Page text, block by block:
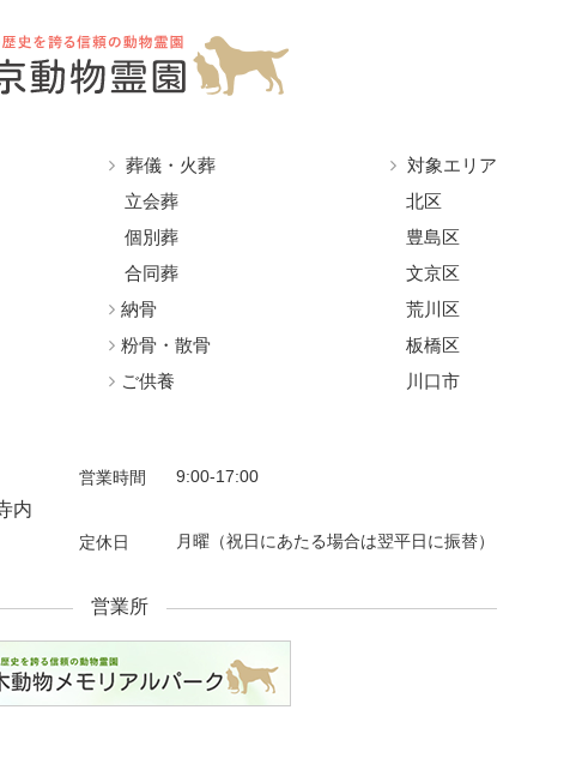
葬儀・火葬
立会葬
個別葬
合同葬
納骨
粉骨・散骨
ご供養
対象エリア
北区
豊島区
文京区
荒川区
板橋区
川口市
内
営業時間 9:00-17:00
定休日 月曜 （祝日にあたる場合は翌平日に振替）
営業所